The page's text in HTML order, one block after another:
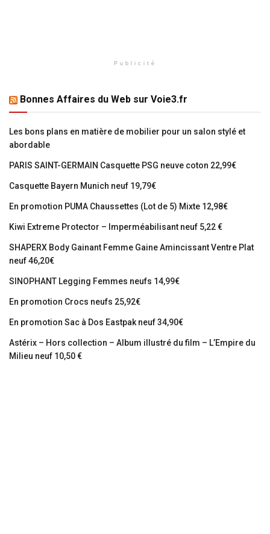
Publicité
Bonnes Affaires du Web sur Voie3.fr
Les bons plans en matière de mobilier pour un salon stylé et
abordable
PARIS SAINT-GERMAIN Casquette PSG neuve coton 22,99€
Casquette Bayern Munich neuf 19,79€
En promotion PUMA Chaussettes (Lot de 5) Mixte 12,98€
Kiwi Extreme Protector – Imperméabilisant neuf 5,22 €
SHAPERX Body Gainant Femme Gaine Amincissant Ventre Plat
neuf 46,20€
SINOPHANT Legging Femmes neufs 14,99€
En promotion Crocs neufs 25,92€
En promotion Sac à Dos Eastpak neuf 34,90€
Astérix – Hors collection – Album illustré du film – L’Empire du
Milieu neuf 10,50 €